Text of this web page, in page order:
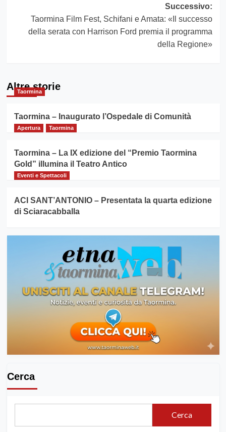
Successivo:
Taormina Film Fest, Schifani e Amata: «Il successo
della serata con Harrison Ford premia il programma
della Regione»
Altre storie
Taormina
Taormina – Inaugurato l’Ospedale di Comunità
Apertura Taormina
Taormina – La IX edizione del “Premio Taormina
Gold” illumina il Teatro Antico
Eventi e Spettacoli
ACI SANT’ANTONIO – Presentata la quarta edizione
di Sciaracabballa
Cerca
Cerca